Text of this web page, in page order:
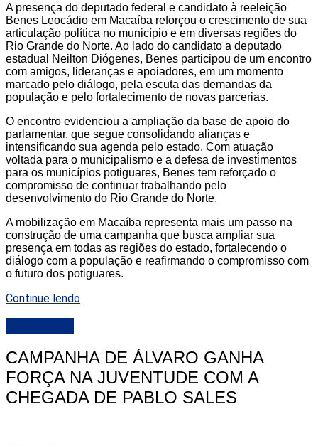
A presença do deputado federal e candidato à reeleição
Benes Leocádio em Macaíba reforçou o crescimento de sua
articulação política no município e em diversas regiões do
Rio Grande do Norte. Ao lado do candidato a deputado
estadual Neilton Diógenes, Benes participou de um encontro
com amigos, lideranças e apoiadores, em um momento
marcado pelo diálogo, pela escuta das demandas da
população e pelo fortalecimento de novas parcerias.
O encontro evidenciou a ampliação da base de apoio do
parlamentar, que segue consolidando alianças e
intensificando sua agenda pelo estado. Com atuação
voltada para o municipalismo e a defesa de investimentos
para os municípios potiguares, Benes tem reforçado o
compromisso de continuar trabalhando pelo
desenvolvimento do Rio Grande do Norte.
A mobilização em Macaíba representa mais um passo na
construção de uma campanha que busca ampliar sua
presença em todas as regiões do estado, fortalecendo o
diálogo com a população e reafirmando o compromisso com
o futuro dos potiguares.
Continue lendo
CAMPANHA DE ÁLVARO GANHA
FORÇA NA JUVENTUDE COM A
CHEGADA DE PABLO SALES